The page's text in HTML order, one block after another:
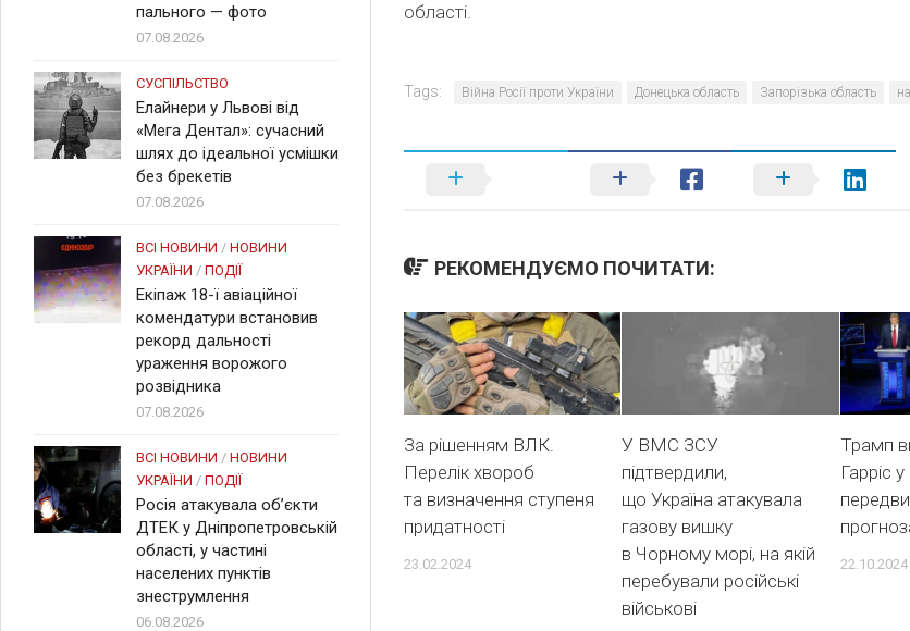
області.
Tags: Війна Росії проти України Донецька область Запорізька область
РЕКОМЕНДУЄМО ПОЧИТАТИ:
За рішенням ВЛК.
Перелік хвороб
та визначення ступеня
придатності
23.02.2024
У ВМС ЗСУ
підтвердили,
що Україна атакувала
газову вишку
в Чорному морі, на якій
перебували російські
військові
Трамп
Гарріс у
22.10.2024
пального — фото
07.08.2026
СУСПІЛЬСТВО
Елайнери у Львові від
«Мега Дентал»: сучасний
шлях до ідеальної усмішки
без брекетів
07.08.2026
ВСІ НОВИНИ / НОВИНИ
УКРАЇНИ / ПОДІЇ
Екіпаж 18-ї авіаційної
комендатури встановив
рекорд дальності
ураження ворожого
розвідника
07.08.2026
ВСІ НОВИНИ / НОВИНИ
УКРАЇНИ / ПОДІЇ
Росія атакувала об’єкти
ДТЕК у Дніпропетровській
області, у частині
населених пунктів
знеструмлення
06.08.2026